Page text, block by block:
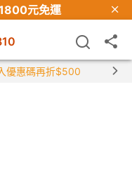
元免運
優惠碼再折$500